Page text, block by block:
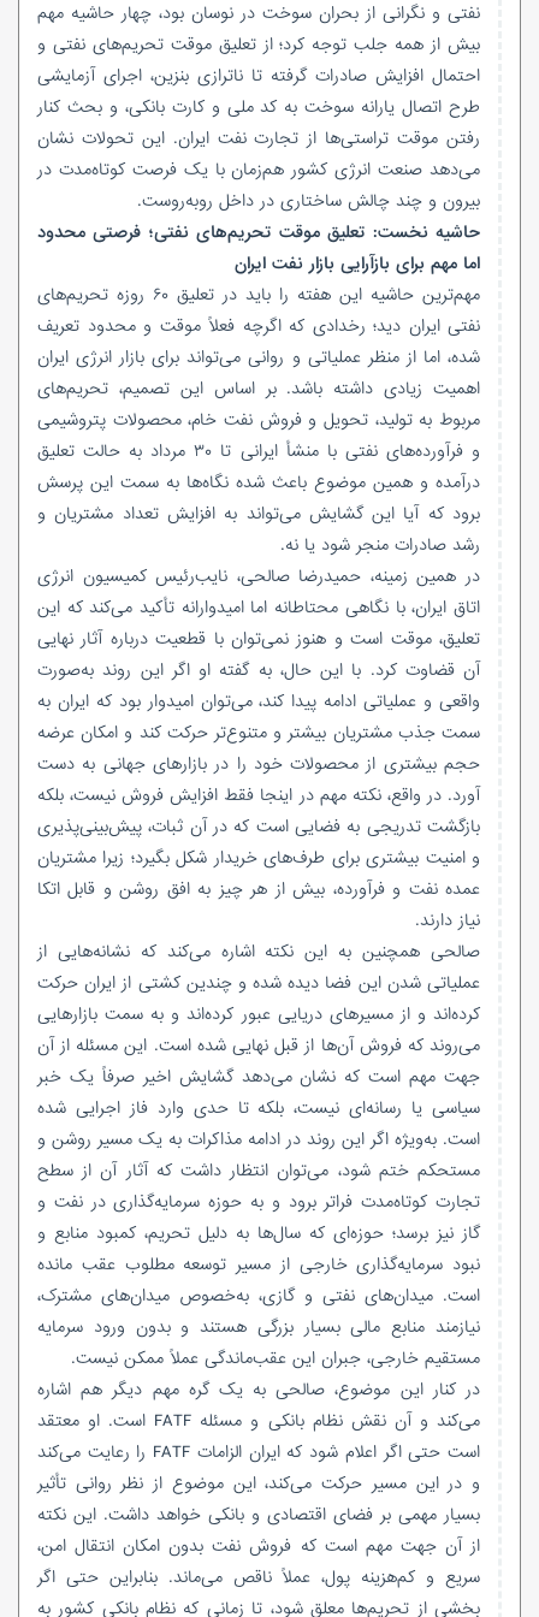
نفتی و نگرانی از بحران سوخت در نوسان بود، چهار حاشیه مهم
بیش از همه جلب توجه کرد؛ از تعلیق موقت تحریم‌های نفتی و
احتمال افزایش صادرات گرفته تا ناترازی بنزین، اجرای آزمایشی
طرح اتصال یارانه سوخت به کد ملی و کارت بانکی، و بحث کنار
رفتن موقت تراستی‌ها از تجارت نفت ایران. این تحولات نشان
می‌دهد صنعت انرژی کشور هم‌زمان با یک فرصت کوتاه‌مدت در
بیرون و چند چالش ساختاری در داخل روبه‌روست.
حاشیه نخست: تعلیق موقت تحریم‌های نفتی؛ فرصتی محدود
اما مهم برای بازآرایی بازار نفت ایران
مهم‌ترین حاشیه این هفته را باید در تعلیق ۶۰ روزه تحریم‌های
نفتی ایران دید؛ رخدادی که اگرچه فعلاً موقت و محدود تعریف
شده، اما از منظر عملیاتی و روانی می‌تواند برای بازار انرژی ایران
اهمیت زیادی داشته باشد. بر اساس این تصمیم، تحریم‌های
مربوط به تولید، تحویل و فروش نفت خام، محصولات پتروشیمی
و فرآورده‌های نفتی با منشأ ایرانی تا ۳۰ مرداد به حالت تعلیق
درآمده و همین موضوع باعث شده نگاه‌ها به سمت این پرسش
برود که آیا این گشایش می‌تواند به افزایش تعداد مشتریان و
رشد صادرات منجر شود یا نه.
در همین زمینه، حمیدرضا صالحی، نایب‌رئیس کمیسیون انرژی
اتاق ایران، با نگاهی محتاطانه اما امیدوارانه تأکید می‌کند که این
تعلیق، موقت است و هنوز نمی‌توان با قطعیت درباره آثار نهایی
آن قضاوت کرد. با این حال، به گفته او اگر این روند به‌صورت
واقعی و عملیاتی ادامه پیدا کند، می‌توان امیدوار بود که ایران به
سمت جذب مشتریان بیشتر و متنوع‌تر حرکت کند و امکان عرضه
حجم بیشتری از محصولات خود را در بازارهای جهانی به دست
آورد. در واقع، نکته مهم در اینجا فقط افزایش فروش نیست، بلکه
بازگشت تدریجی به فضایی است که در آن ثبات، پیش‌بینی‌پذیری
و امنیت بیشتری برای طرف‌های خریدار شکل بگیرد؛ زیرا مشتریان
عمده نفت و فرآورده، بیش از هر چیز به افق روشن و قابل اتکا
نیاز دارند.
صالحی همچنین به این نکته اشاره می‌کند که نشانه‌هایی از
عملیاتی شدن این فضا دیده شده و چندین کشتی از ایران حرکت
کرده‌اند و از مسیرهای دریایی عبور کرده‌اند و به سمت بازارهایی
می‌روند که فروش آن‌ها از قبل نهایی شده است. این مسئله از آن
جهت مهم است که نشان می‌دهد گشایش اخیر صرفاً یک خبر
سیاسی یا رسانه‌ای نیست، بلکه تا حدی وارد فاز اجرایی شده
است. به‌ویژه اگر این روند در ادامه مذاکرات به یک مسیر روشن و
مستحکم ختم شود، می‌توان انتظار داشت که آثار آن از سطح
تجارت کوتاه‌مدت فراتر برود و به حوزه سرمایه‌گذاری در نفت و
گاز نیز برسد؛ حوزه‌ای که سال‌ها به دلیل تحریم، کمبود منابع و
نبود سرمایه‌گذاری خارجی از مسیر توسعه مطلوب عقب مانده
است. میدان‌های نفتی و گازی، به‌خصوص میدان‌های مشترک،
نیازمند منابع مالی بسیار بزرگی هستند و بدون ورود سرمایه
مستقیم خارجی، جبران این عقب‌ماندگی عملاً ممکن نیست.
در کنار این موضوع، صالحی به یک گره مهم دیگر هم اشاره
می‌کند و آن نقش نظام بانکی و مسئله FATF است. او معتقد
است حتی اگر اعلام شود که ایران الزامات FATF را رعایت می‌کند
و در این مسیر حرکت می‌کند، این موضوع از نظر روانی تأثیر
بسیار مهمی بر فضای اقتصادی و بانکی خواهد داشت. این نکته
از آن جهت مهم است که فروش نفت بدون امکان انتقال امن،
سریع و کم‌هزینه پول، عملاً ناقص می‌ماند. بنابراین حتی اگر
بخشی از تحریم‌ها معلق شود، تا زمانی که نظام بانکی کشور به